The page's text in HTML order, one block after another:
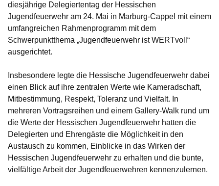
diesjährige Delegiertentag der Hessischen
Jugendfeuerwehr am 24. Mai in Marburg-Cappel mit einem
umfangreichen Rahmenprogramm mit dem
Schwerpunktthema „Jugendfeuerwehr ist WERTvoll“
ausgerichtet.
Insbesondere legte die Hessische Jugendfeuerwehr dabei
einen Blick auf ihre zentralen Werte wie Kameradschaft,
Mitbestimmung, Respekt, Toleranz und Vielfalt. In
mehreren Vortragsreihen und einem Gallery-Walk rund um
die Werte der Hessischen Jugendfeuerwehr hatten die
Delegierten und Ehrengäste die Möglichkeit in den
Austausch zu kommen, Einblicke in das Wirken der
Hessischen Jugendfeuerwehr zu erhalten und die bunte,
vielfältige Arbeit der Jugendfeuerwehren kennenzulernen.